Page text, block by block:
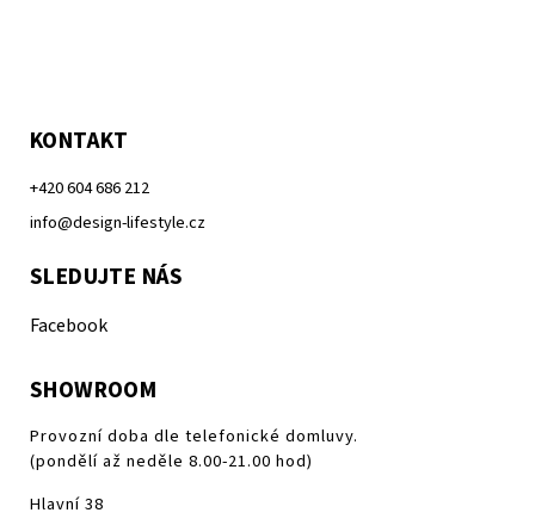
KONTAKT
+420 604 686 212
info@design-lifestyle.cz
SLEDUJTE NÁS
Facebook
SHOWROOM
Provozní doba dle telefonické domluvy.
(pondělí až neděle 8.00-21.00 hod)
Hlavní 38